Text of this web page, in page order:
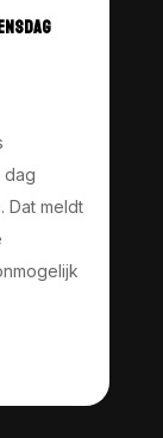
dag
Dat meldt